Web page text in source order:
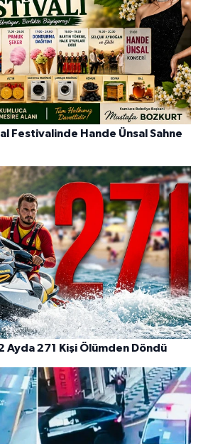
Festivalinde Hande Ünsal Sahne
Ayda 271 Kişi Ölümden Döndü